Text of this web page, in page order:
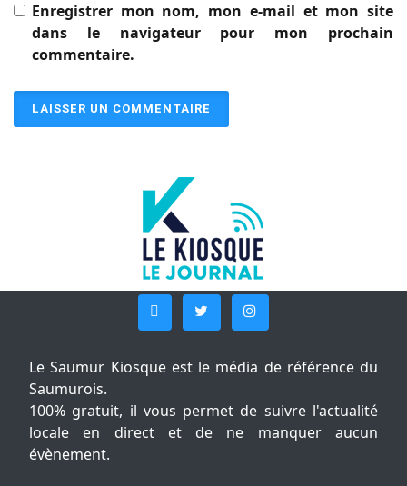
Enregistrer mon nom, mon e-mail et mon site
dans le navigateur pour mon prochain
commentaire.
Le Saumur Kiosque est le média de référence du
Saumurois.
100% gratuit, il vous permet de suivre l'actualité
locale en direct et de ne manquer aucun
évènement.